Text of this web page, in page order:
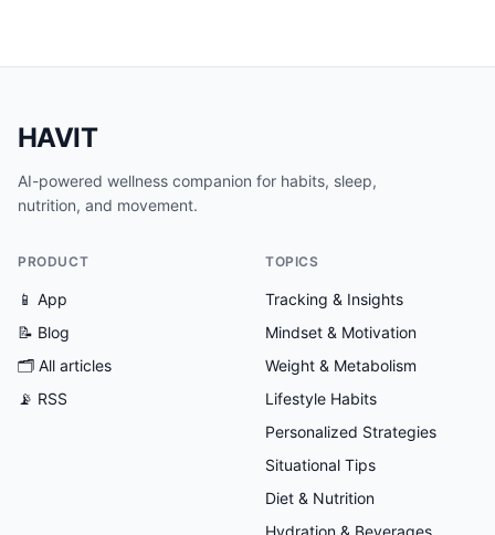
HAVIT
AI-powered wellness companion for habits, sleep,
nutrition, and movement.
PRODUCT
📱 App
📝 Blog
🗂 All articles
📡 RSS
TOPICS
Tracking & Insights
Mindset & Motivation
Weight & Metabolism
Lifestyle Habits
Personalized Strategies
Situational Tips
Diet & Nutrition
Hydration & Beverages